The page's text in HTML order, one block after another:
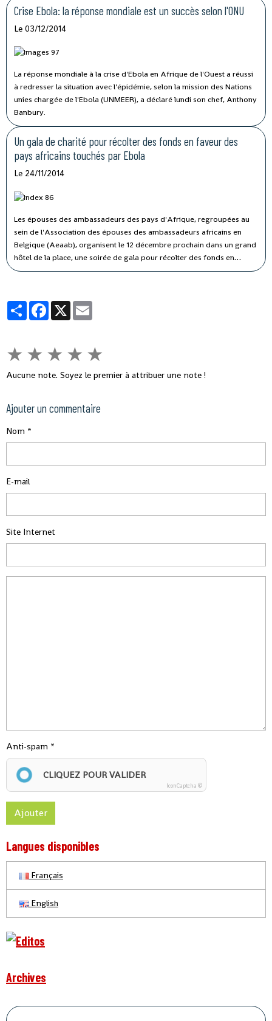
de Presse (AGP).
Crise Ebola: la réponse mondiale est un succès selon l'ONU
Le 03/12/2014
La réponse mondiale à la crise d'Ebola en Afrique de l'Ouest a réussi
à redresser la situation avec l'épidémie, selon la mission des Nations
unies chargée de l'Ebola (UNMEER), a déclaré lundi son chef, Anthony
Banbury.
Un gala de charité pour récolter des fonds en faveur des
pays africains touchés par Ebola
Le 24/11/2014
Les épouses des ambassadeurs des pays d'Afrique, regroupées au
sein de l'Association des épouses des ambassadeurs africains en
Belgique (Aeaab), organisent le 12 décembre prochain dans un grand
hôtel de la place, une soirée de gala pour récolter des fonds en
faveur des pays touchés par le virus Ebola, annonce un communiqué
PartagerFacebook
X
★ ★ ★ ★ ★
Aucune note. Soyez le premier à attribuer une note !
Ajouter un commentaire
Nom
E-mail
Site Internet
Anti-spam
CLIQUEZ POUR VALIDER
IconCaptcha ©
Ajouter
Langues disponibles
Français
English
Archives